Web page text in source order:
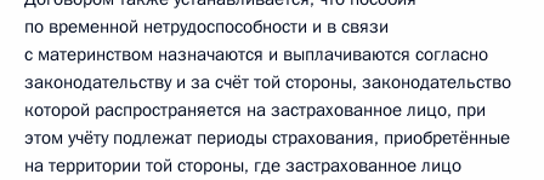
по временной нетрудоспособности и в связи
с материнством назначаются и выплачиваются согласно
законодательству и за счёт той стороны, законодательство
которой распространяется на застрахованное лицо, при
этом учёту подлежат периоды страхования, приобретённые
на территории той стороны, где застрахованное лицо